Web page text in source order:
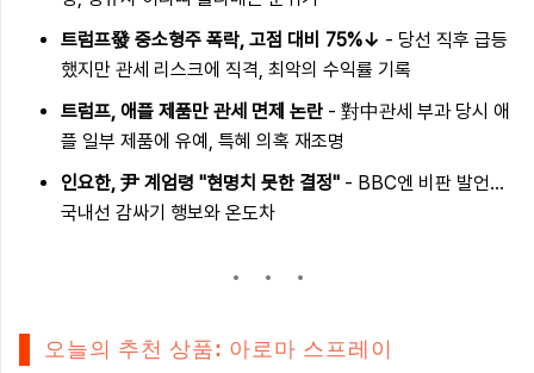
트럼프發 중소형주 폭락, 고점 대비 75%↓ - 당선 직후 급등
했지만 관세 리스크에 직격, 최악의 수익률 기록
트럼프, 애플 제품만 관세 면제 논란 - 對中관세 부과 당시 애
플 일부 제품에 유예, 특혜 의혹 재조명
인요한, 尹 계엄령 "현명치 못한 결정" - BBC엔 비판 발언…
국내선 감싸기 행보와 온도차
오늘의 추천 상품: 아로마 스프레이